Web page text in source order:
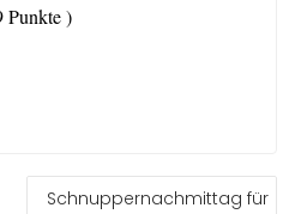
Punkte )
Schnuppernachmittag für